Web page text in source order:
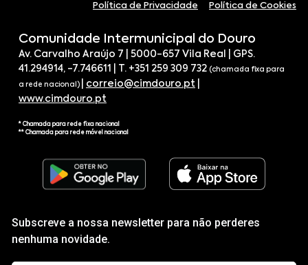
Política de Privacidade Política de Cookies
Comunidade Intermunicipal do Douro
Av. Carvalho Araújo 7 | 5000-657 Vila Real | GPS.
41.294914, -7.746611 | T. +351 259 309 732 (chamada fixa para
a rede nacional) correio@cimdouro.pt
www.cimdouro.pt
* Chamada para rede fixa nacional
** Chamada para rede móvel nacional
Subscreve a nossa newsletter para não perderes
nenhuma novidade.